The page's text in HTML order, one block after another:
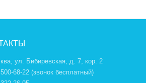
ул. Бибиревская, д. 7, кор. 2
68-22(звонок бесплатный)